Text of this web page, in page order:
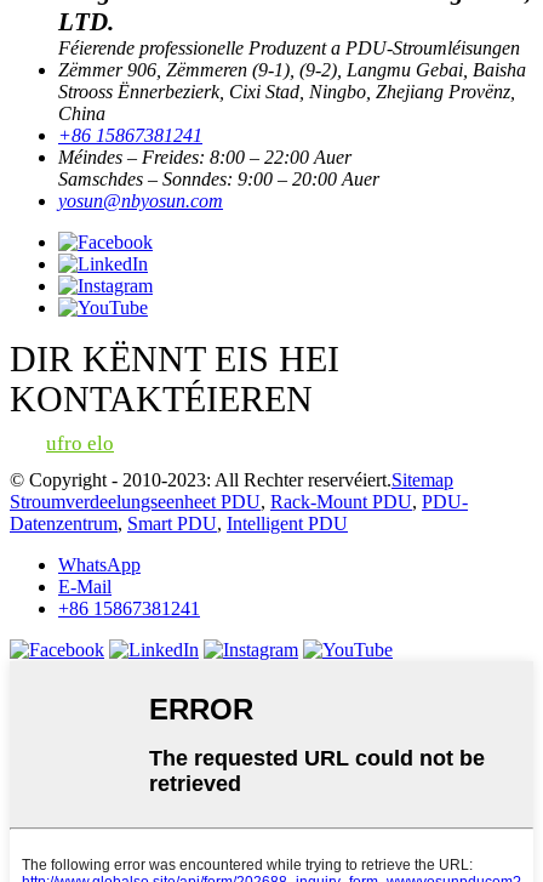
LTD.
Féierende professionelle Produzent a PDU-Stroumléisungen
Zëmmer 906, Zëmmeren (9-1), (9-2), Langmu Gebai, Baisha
Strooss Ënnerbezierk, Cixi Stad, Ningbo, Zhejiang Provënz,
China
+86 15867381241
Méindes – Freides: 8:00 – 22:00 Auer
Samschdes – Sonndes: 9:00 – 20:00 Auer
yosun@nbyosun.com
DIR KËNNT EIS HEI
KONTAKTÉIEREN
ufro elo
© Copyright - 2010-2023: All Rechter reservéiert.Sitemap
Stroumverdeelungseenheet PDU, Rack-Mount PDU, PDU-
Datenzentrum, Smart PDU, Intelligent PDU
WhatsApp
E-Mail
+86 15867381241